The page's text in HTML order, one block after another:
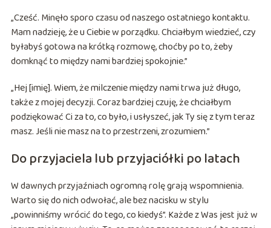
„Cześć. Minęło sporo czasu od naszego ostatniego kontaktu.
Mam nadzieję, że u Ciebie w porządku. Chciałbym wiedzieć, czy
byłabyś gotowa na krótką rozmowę, choćby po to, żeby
domknąć to między nami bardziej spokojnie.”
„Hej [imię]. Wiem, że milczenie między nami trwa już długo,
także z mojej decyzji. Coraz bardziej czuję, że chciałbym
podziękować Ci za to, co było, i usłyszeć, jak Ty się z tym teraz
masz. Jeśli nie masz na to przestrzeni, zrozumiem.”
Do przyjaciela lub przyjaciółki po latach
W dawnych przyjaźniach ogromną rolę grają wspomnienia.
Warto się do nich odwołać, ale bez nacisku w stylu
„powinniśmy wrócić do tego, co kiedyś”. Każde z Was jest już w